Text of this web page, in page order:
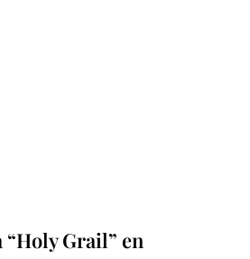
“Holy Grail” en